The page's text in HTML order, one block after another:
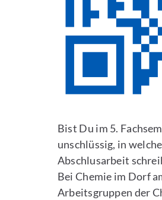
Bist Du im 5.
unschlüssig, in
Abschlusarbeit
Bei Chemie im Dorf
Arbeitsgruppen der